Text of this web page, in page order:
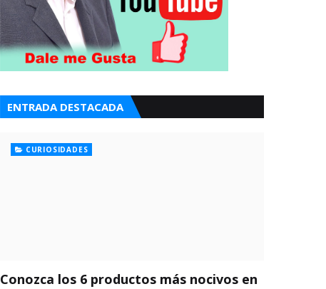
ENTRADA DESTACADA
CURIOSIDADES
Conozca los 6 productos más nocivos en